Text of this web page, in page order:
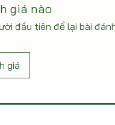
giá nào
đầu tiên để lại bài
giá